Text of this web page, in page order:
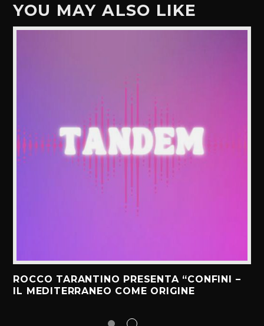
YOU MAY ALSO LIKE
ROCCO TARANTINO PRESENTA “CONFINI –
IL MEDITERRANEO COME ORIGINE